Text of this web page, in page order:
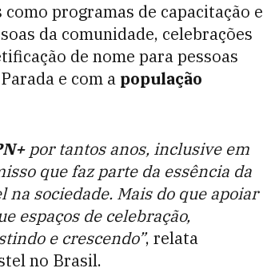
programas de capacitação e
da comunidade, celebrações
de nome para pessoas
e com a população
por tantos anos, inclusive em
que faz parte da essência da
sociedade. Mais do que apoiar
espaços de celebração,
e crescendo”, relata
no Brasil.